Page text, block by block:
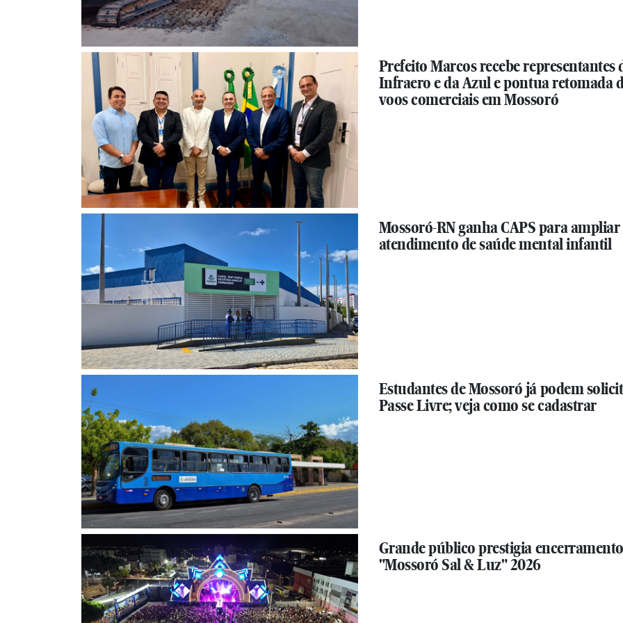
Prefeito Marcos recebe representantes
Infraero e da Azul e pontua retomada
voos comerciais em Mossoró
Mossoró-RN ganha CAPS para ampliar
atendimento de saúde mental infantil
Estudantes de Mossoró já podem
Passe Livre; veja como se cadastrar
Grande público prestigia
"Mossoró Sal & Luz" 2026